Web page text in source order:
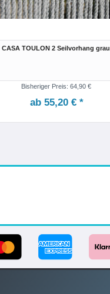
CASA TOULON 2 Seilvorhang grau
Bisheriger Preis: 64,90 €
ab 55,20 € *